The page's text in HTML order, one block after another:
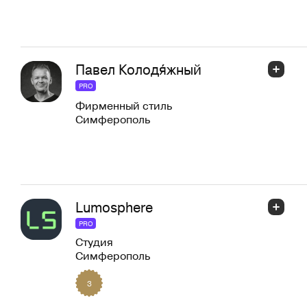
Павел Колодя́жный
PRO
Фирменный стиль
Симферополь
Lumosphere
PRO
Студия
Симферополь
3